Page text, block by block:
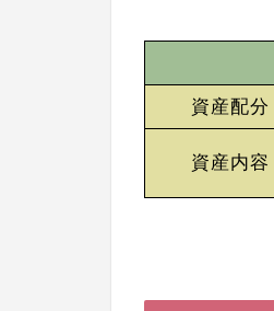
資産配分
資産内容